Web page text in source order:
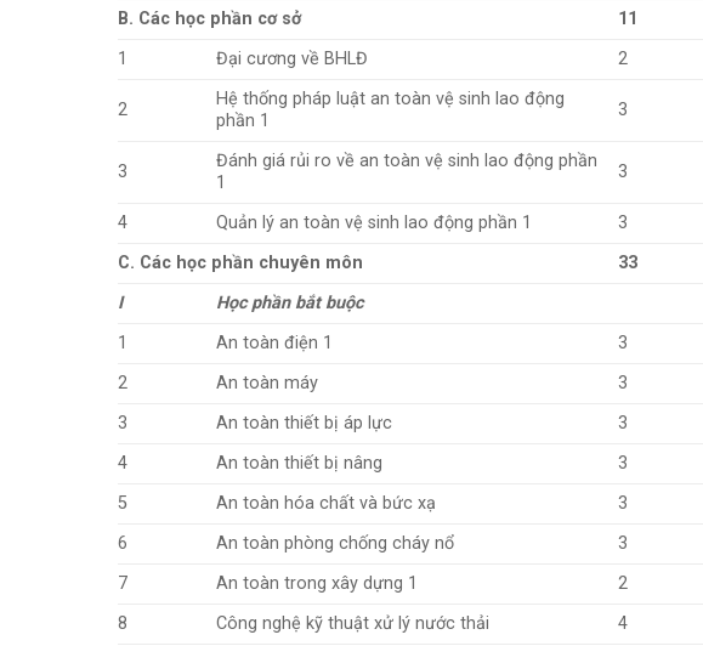
B. Các học phần cơ sở
11
1
Đại cương về BHLĐ 2
2
Hệ thống pháp luật an toàn vệ sinh lao động
phần 1
3
3
Đánh giá rủi ro về an toàn vệ sinh lao động phần
1
3
4 Quản lý an toàn vệ sinh lao động phần 1 3
C. Các học phần chuyên môn
33
I
Học phần bắt buộc
1
An toàn điện 1 3
2
An toàn máy 3
3
An toàn thiết bị áp lực 3
4
An toàn thiết bị nâng 3
5
An toàn hóa chất và bức xạ 3
6
An toàn phòng chống cháy nổ 3
7
An toàn trong xây dựng 1 2
8
Công nghệ kỹ thuật xử lý nước thải 4